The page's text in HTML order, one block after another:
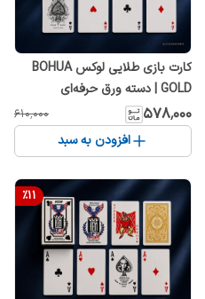
کارت بازی طلایی لوکس BOHUA
GOLD | دسته ورق حرفه‌ای
کلکسیونی با طراحی پریمیوم
۵۷۸٬۰۰۰ ۶۱۰٬۰۰۰
افزودن به سبد
%11